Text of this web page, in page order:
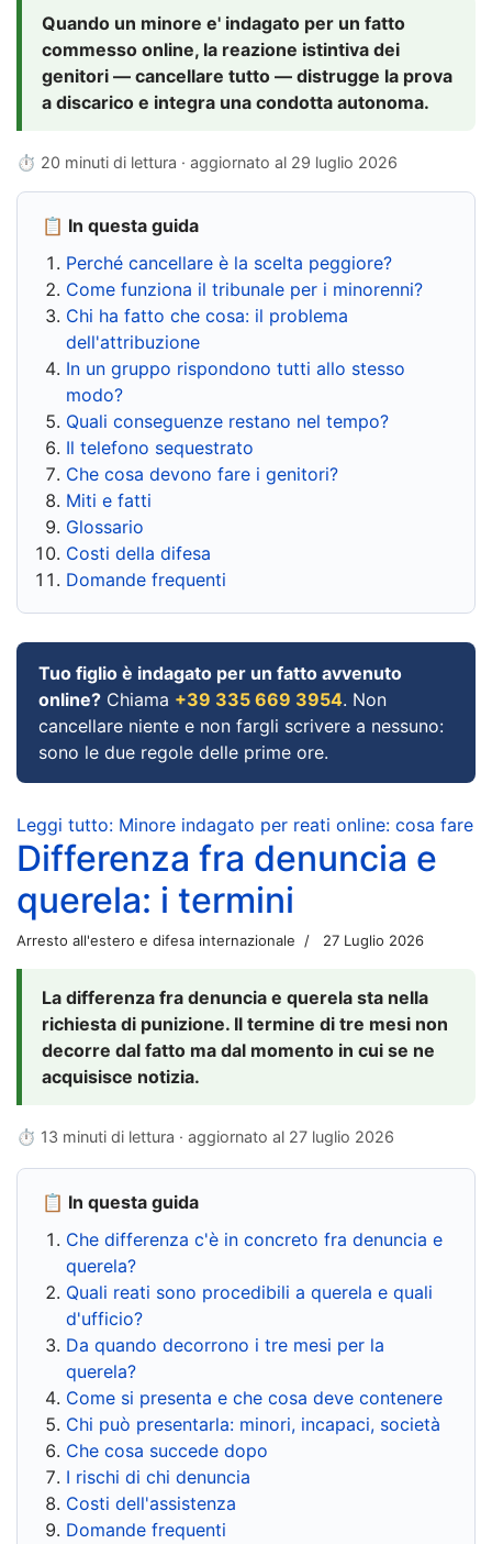
Quando un minore e' indagato per un fatto
commesso online, la reazione istintiva dei
genitori — cancellare tutto — distrugge la prova
a discarico e integra una condotta autonoma.
⏱ 20 minuti di lettura · aggiornato al 29 luglio 2026
📋 In questa guida
Perché cancellare è la scelta peggiore?
Come funziona il tribunale per i minorenni?
Chi ha fatto che cosa: il problema
dell'attribuzione
In un gruppo rispondono tutti allo stesso
modo?
Quali conseguenze restano nel tempo?
Il telefono sequestrato
Che cosa devono fare i genitori?
Miti e fatti
Glossario
Costi della difesa
Domande frequenti
Tuo figlio è indagato per un fatto avvenuto
online? Chiama +39 335 669 3954. Non
cancellare niente e non fargli scrivere a nessuno:
sono le due regole delle prime ore.
Leggi tutto: Minore indagato per reati online: cosa fare
Differenza fra denuncia e
querela: i termini
Arresto all'estero e difesa internazionale 27 Luglio 2026
La differenza fra denuncia e querela sta nella
richiesta di punizione. Il termine di tre mesi non
decorre dal fatto ma dal momento in cui se ne
acquisisce notizia.
⏱ 13 minuti di lettura · aggiornato al 27 luglio 2026
📋 In questa guida
Che differenza c'è in concreto fra denuncia e
querela?
Quali reati sono procedibili a querela e quali
d'ufficio?
Da quando decorrono i tre mesi per la
querela?
Come si presenta e che cosa deve contenere
Chi può presentarla: minori, incapaci, società
Che cosa succede dopo
I rischi di chi denuncia
Costi dell'assistenza
Domande frequenti